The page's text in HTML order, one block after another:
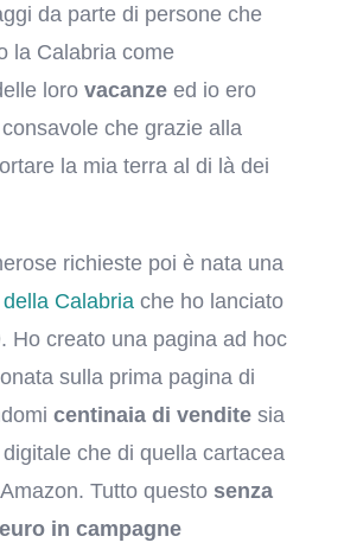
da parte di persone che
la Calabria come
loro vacanzeed io ero
che grazie alla
la mia terra al di là dei
richieste poi è nata una
Calabriache ho lanciato
Ho creato una pagina ad hoc
sulla prima pagina di
centinaia di venditesia
che di quella cartacea
Tutto questo senza
in campagne